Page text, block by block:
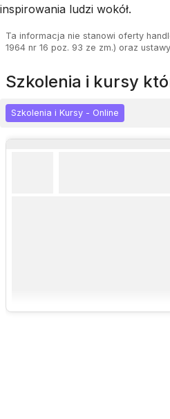
inspirowania ludzi wokół.
Ta informacja nie stanowi oferty
1964 nr 16 poz. 93 ze zm.) oraz
szkolenia i kursy
Szkolenia i Kursy - Online